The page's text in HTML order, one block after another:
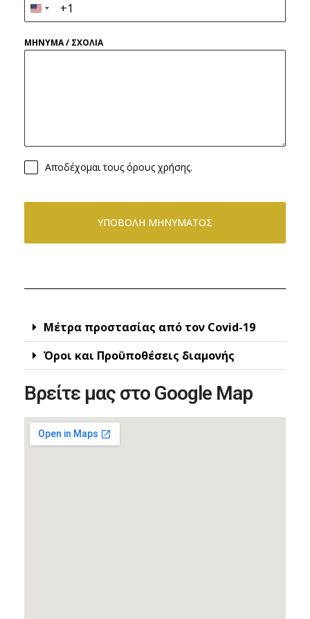
United
+1
ΜΗΝΥΜΑ / ΣΧΟΛΙΑ
Αποδέχομαι τους όρους χρήσης.
ΥΠΟΒΟΛΗ ΜΗΝΥΜΑΤΟΣ
Μέτρα προστασίας από τον Covid-19
Όροι και Προϋποθέσεις διαμονής
Βρείτε μας στο Google Map